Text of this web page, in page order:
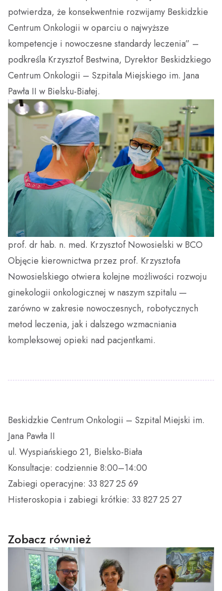
potwierdza, że konsekwentnie rozwijamy Beskidzkie
Centrum Onkologii w oparciu o najwyższe
kompetencje i nowoczesne standardy leczenia” –
podkreśla Krzysztof Bestwina, Dyrektor Beskidzkiego
Centrum Onkologii – Szpitala Miejskiego im. Jana
Pawła II w Bielsku-Białej.
prof. dr hab. n. med. Krzysztof Nowosielski w BCO
Objęcie kierownictwa przez prof. Krzysztofa
Nowosielskiego otwiera kolejne możliwości rozwoju
ginekologii onkologicznej w naszym szpitalu —
zarówno w zakresie nowoczesnych, robotycznych
metod leczenia, jak i dalszego wzmacniania
kompleksowej opieki nad pacjentkami.
Beskidzkie Centrum Onkologii – Szpital Miejski im.
Jana Pawła II
ul. Wyspiańskiego 21, Bielsko-Biała
Konsultacje: codziennie 8:00–14:00
Zabiegi operacyjne: 33 827 25 69
Histeroskopia i zabiegi krótkie: 33 827 25 27
Zobacz również